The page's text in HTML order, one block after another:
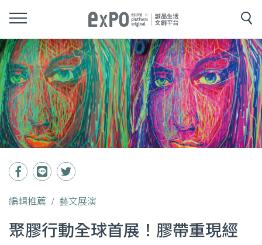
編輯推薦 藝文展演
聚膠行動全球首展！膠帶重現經